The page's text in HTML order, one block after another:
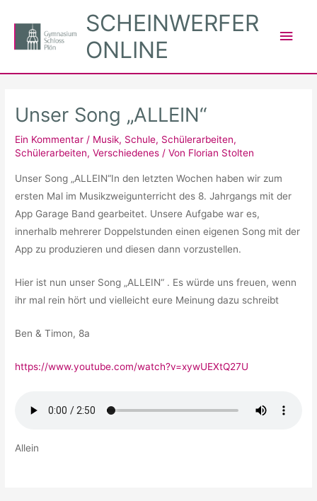
Inhalt
springen
SCHEINWERFER
ONLINE
Unser Song „ALLEIN“
Ein Kommentar / Musik, Schule, Schülerarbeiten,
Schülerarbeiten,Verschiedenes / Von Florian Stolten
Unser Song „ALLEIN“In den letzten Wochen haben wir zum
ersten Mal im Musikzweigunterricht des 8. Jahrgangs mit der
App Garage Band gearbeitet. Unsere Aufgabe war es,
innerhalb mehrerer Doppelstunden einen eigenen Song mit der
App zu produzieren und diesen dann vorzustellen.
Hier ist nun unser Song „ALLEIN“ . Es würde uns freuen, wenn
ihr mal rein hört und vielleicht eure Meinung dazu schreibt
Ben & Timon, 8a
https://www.youtube.com/watch?v=xywUEXtQ27U
Allein